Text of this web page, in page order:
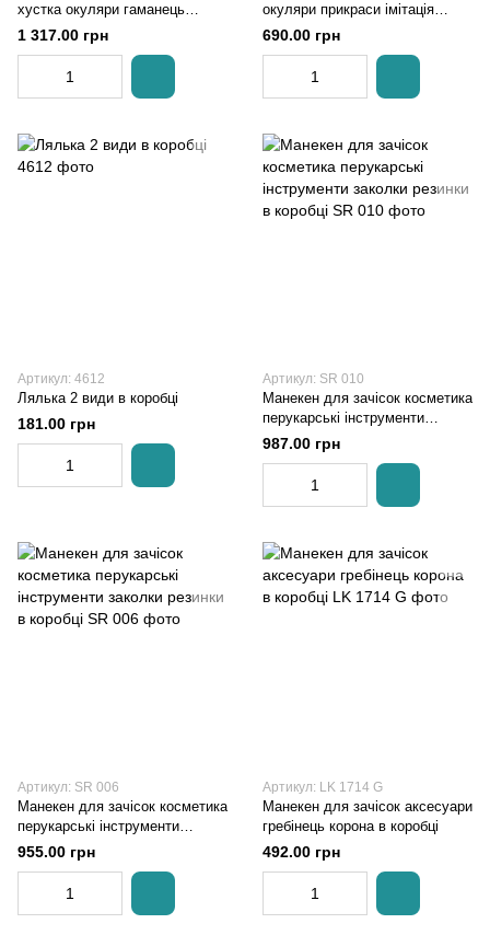
хустка окуляри гаманець
прикраси імітація косметики
обруч в коробці
1 317.00 грн
окуляри прикраси імітація
косметики муляжі карток
резинка в коробці
690.00 грн
Артикул: 4612
Лялька 2 види в коробці
181.00 грн
Артикул: SR 010
Манекен для зачісок косметика
перукарські інструменти
заколки резинки в коробці
987.00 грн
Артикул: SR 006
Манекен для зачісок косметика
перукарські інструменти
заколки резинки в коробці
955.00 грн
Артикул: LK 1714 G
Манекен для зачісок аксесуари
гребінець корона в коробці
492.00 грн